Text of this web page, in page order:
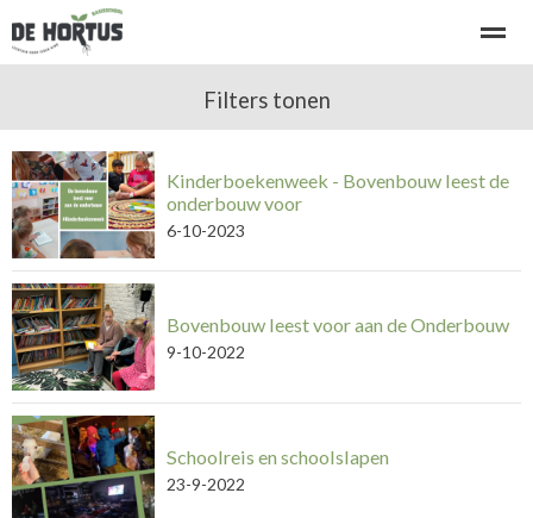
Welkom bij basisschool de Hortus Kennismaken - rondleiding
Home Bellen E-mail Locatie
Filters tonen
Kinderboekenweek - Bovenbouw leest de
onderbouw voor
6-10-2023
Bovenbouw leest voor aan de Onderbouw
9-10-2022
Schoolreis en schoolslapen
23-9-2022